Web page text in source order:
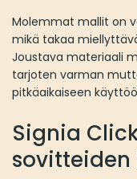
Molemmat mallit on
mikä takaa
Joustava materiaali
tarjoten varman
pitkäaikaiseen
Signia
sovitteiden